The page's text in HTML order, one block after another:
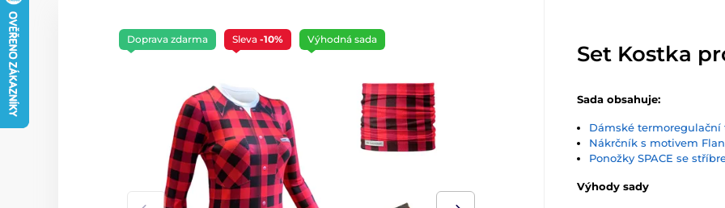
Doprava zdarma Sleva -10% Výhodná sada
Set Kostka
Sada obsahuje:
Dámské
Nákrčník s motivem
Ponožky SPACE se
Výhody sady